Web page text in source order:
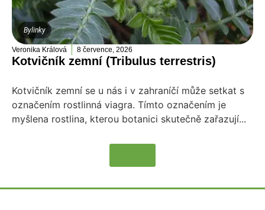
Bylinky
Veronika Králová 8 července, 2026
Kotvičník zemní (Tribulus terrestris)
Kotvičník zemní se u nás i v zahraníčí může setkat s
označením rostlinná viagra. Tímto označením je
myšlena rostlina, kterou botanici skutečně zařazují...